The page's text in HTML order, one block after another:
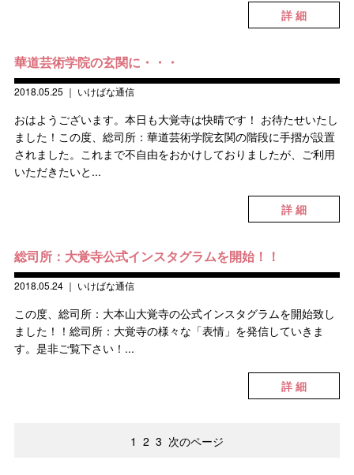
詳 細
華道芸術学院の玄関に・・・
2018.05.25 ｜ いけばな通信
おはようございます。本日も大覚寺は快晴です！ お待たせいたし
ました！この度、総司所：華道芸術学院玄関の階段に手摺が設置
されました。これまで不自由をおかけしておりましたが、ご利用
いただきたいと...
詳 細
総司所：大覚寺公式インスタグラムを開始！！
2018.05.24｜ いけばな通信
この度、総司所：大本山大覚寺の公式インスタグラムを開始致し
ました！！総司所：大覚寺の様々な「表情」を発信していきま
す。是非ご覧下さい！...
詳 細
1 2 3 次のページ